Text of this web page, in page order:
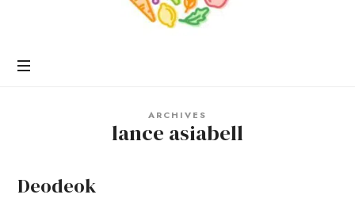
ARCHIVES
lance asiabell
Deodeok